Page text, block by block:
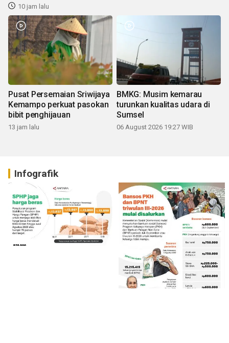
10 jam lalu
Pusat Persemaian Sriwijaya
Kemampo perkuat pasokan
bibit penghijauan
13 jam lalu
BMKG: Musim kemarau
turunkan kualitas udara di
Sumsel
06 August 2026 19:27 WIB
Infografik